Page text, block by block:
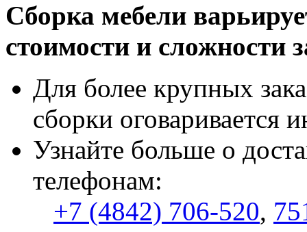
Сборка мебели
стоимости и сложности
Для более крупных
сборки оговаривается
Узнайте больше о
телефонам:
+7 (4842) 706-520,